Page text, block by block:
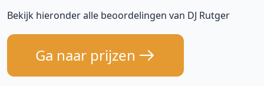
Bekijk hieronder alle beoordelingen van DJ Rutger
Ga naar prijzen